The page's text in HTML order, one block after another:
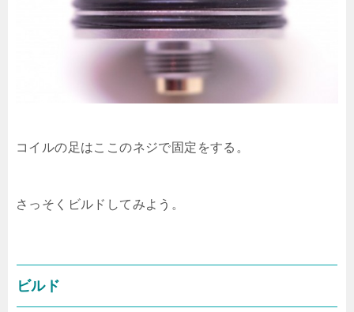
コイルの足はここのネジで固定をする。
さっそくビルドしてみよう。
ビルド